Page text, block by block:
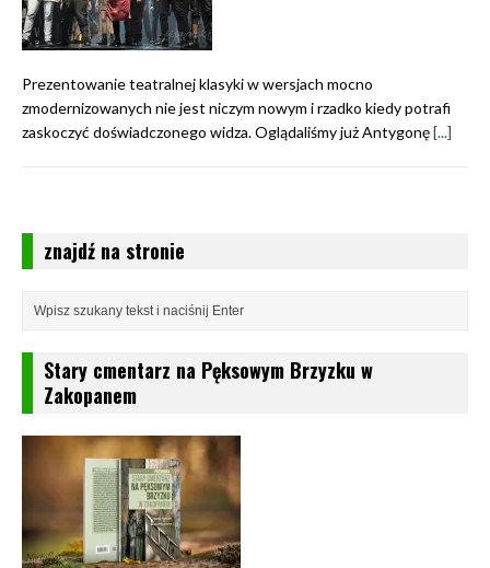
Prezentowanie teatralnej klasyki w wersjach mocno
zmodernizowanych nie jest niczym nowym i rzadko kiedy potrafi
zaskoczyć doświadczonego widza. Oglądaliśmy już Antygonę[...]
znajdź na stronie
Stary cmentarz na Pęksowym Brzyzku w
Zakopanem